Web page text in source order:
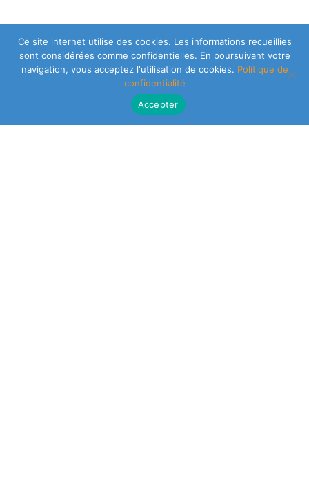
Ce site internet utilise des cookies. Les informations recueillies
sont considérées comme confidentielles. En poursuivant votre
navigation, vous acceptez l'utilisation de cookies. Politique de
confidentialité
Accepter